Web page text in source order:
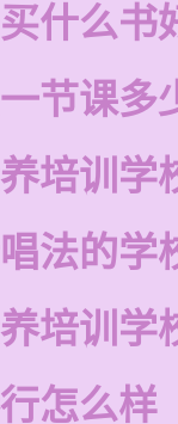
什么书
节课多
培训学
法的学
培训学
怎么样